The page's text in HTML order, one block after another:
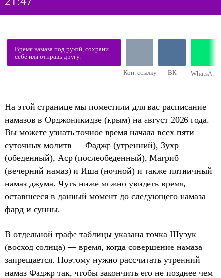
Время намаза под рукой, сохрани
себе или отправь другу.
Коп. ссылку ВК WhatsApp
На этой странице мы поместили для вас расписание
намазов в Орджоникидзе (крым) на август 2026 года.
Вы можете узнать точное время начала всех пяти
суточных молитв — Фаджр (утренний), Зухр
(обеденный), Аср (послеобеденный), Магриб
(вечерний намаз) и Иша (ночной) и также пятничный
намаз джума. Чуть ниже можно увидеть время,
оставшееся в данный момент до следующего намаза
фард и сунны.
В отдельной графе таблицы указана точка Шурук
(восход солнца) — время, когда совершение намаза
запрещается. Поэтому нужно рассчитать утренний
намаз Фаджр так, чтобы закончить его не позднее чем